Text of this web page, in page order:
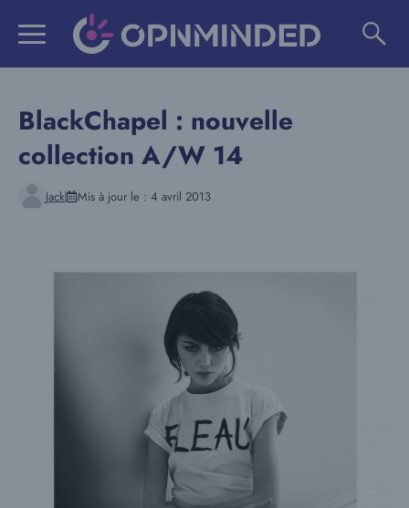
BlackChapel : nouvelle
collection A/W 14
Jack Mis à jour le : 4 avril 2013